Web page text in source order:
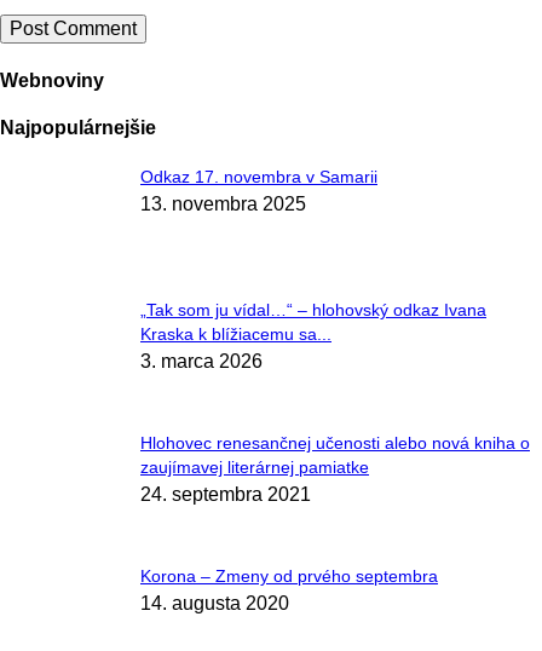
Webnoviny
Najpopulárnejšie
Odkaz 17. novembra v Samarii
13. novembra 2025
„Tak som ju vídal…“ – hlohovský odkaz Ivana
Kraska k blížiacemu sa...
3. marca 2026
Hlohovec renesančnej učenosti alebo nová kniha o
zaujímavej literárnej pamiatke
24. septembra 2021
Korona – Zmeny od prvého septembra
14. augusta 2020